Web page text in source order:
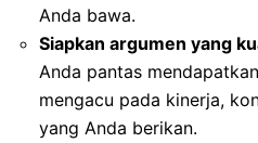
Anda bawa.
Siapkan argumen yang
Anda pantas
mengacu pada kinerja,
yang Anda berikan.